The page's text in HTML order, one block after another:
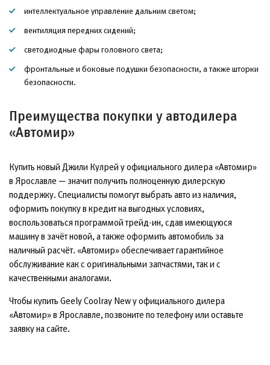
интеллектуальное управление дальним светом;
вентиляция передних сидений;
светодиодные фары головного света;
фронтальные и боковые подушки безопасности, а также шторки
безопасности.
Преимущества покупки у автодилера
«Автомир»
Купить новый Джили Кулрей у официального дилера «Автомир»
в Ярославле — значит получить полноценную дилерскую
поддержку. Специалисты помогут выбрать авто из наличия,
оформить покупку в кредит на выгодных условиях,
воспользоваться программой трейд-ин, сдав имеющуюся
машину в зачёт новой, а также оформить автомобиль за
наличный расчёт. «Автомир» обеспечивает гарантийное
обслуживание как с оригинальными запчастями, так и с
качественными аналогами.
Чтобы купить Geely Coolray New у официального дилера
«Автомир» в Ярославле, позвоните по телефону или оставьте
заявку на сайте.